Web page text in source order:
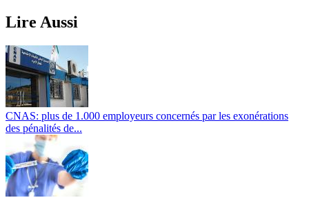
Lire Aussi
CNAS: plus de 1.000 employeurs concernés par les exonérations
des pénalités de...